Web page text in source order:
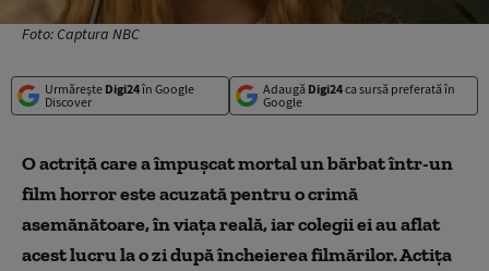
Foto: Captura NBC
Urmărește Digi24în Google
Discover
Adaugă Digi24ca sursă preferată în
Google
O actriță care a împușcat mortal un bărbat într-un
film horror este acuzată pentru o crimă
asemănătoare, în viața reală, iar colegii ei au aflat
acest lucru la o zi după încheierea filmărilor. Actița